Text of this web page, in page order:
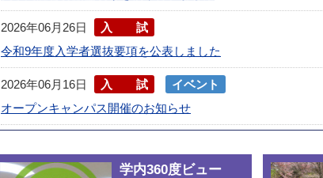
2026年06月26日
入試
令和9年度入学者選抜要項を公表しました
2026年06月16日 入試
イベント
オープンキャンパス開催のお知らせ
本学の3名の学生が学会から表彰されました
学内360度ビュー